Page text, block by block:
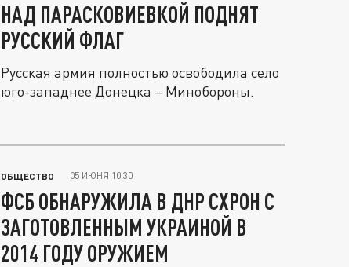
НАД ПАРАСКОВИЕВКОЙ ПОДНЯТ
РУССКИЙ ФЛАГ
Русская армия полностью освободила село
юго-западнее Донецка – Минобороны.
ОБЩЕСТВО 05 ИЮНЯ 10:30
ФСБ ОБНАРУЖИЛА В ДНР СХРОН С
ЗАГОТОВЛЕННЫМ УКРАИНОЙ В
2014 ГОДУ ОРУЖИЕМ